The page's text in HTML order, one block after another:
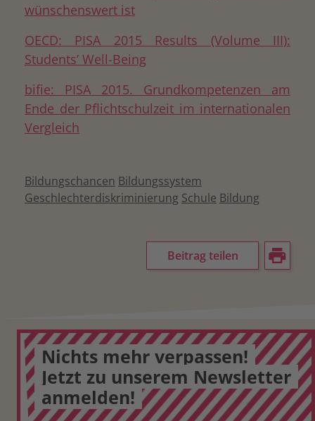
wünschenswert ist
OECD: PISA 2015 Results (Volume III):
Students’ Well-Being
bifie: PISA 2015. Grundkompetenzen am
Ende der Pflichtschulzeit im internationalen
Vergleich
Bildungschancen Bildungssystem
Geschlechterdiskriminierung Schule Bildung
Beitrag teilen
Nichts mehr verpassen!
Jetzt zu unserem Newsletter
anmelden!